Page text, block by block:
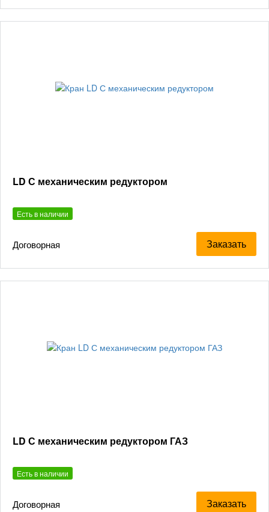
LD С механическим редуктором
Есть в наличии
Договорная Заказать
LD С механическим редуктором ГАЗ
Есть в наличии
Договорная Заказать